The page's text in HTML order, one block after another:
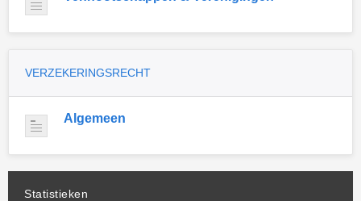
VERZEKERINGSRECHT
Algemeen
Statistieken